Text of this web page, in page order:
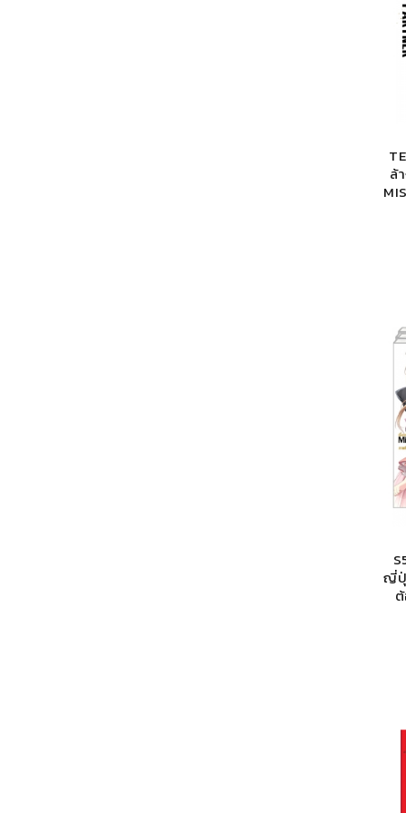
ล้
ญี่ปุ่